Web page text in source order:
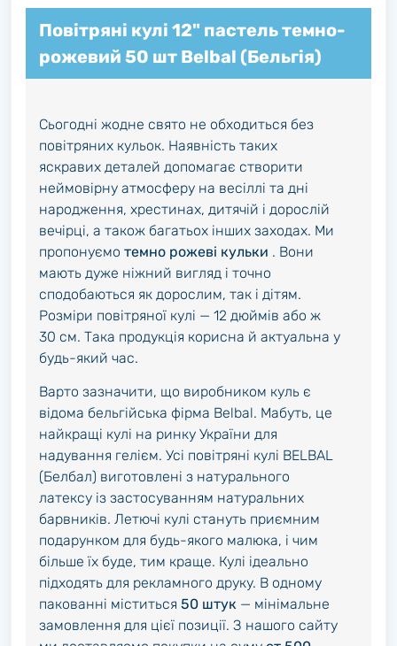
Повітряні кулі 12" пастель темно-
рожевий 50 шт Belbal (Бельгія)
Сьогодні жодне свято не обходиться без
повітряних кульок. Наявність таких
яскравих деталей допомагає створити
неймовірну атмосферу на весіллі та дні
народження, хрестинах, дитячій і дорослій
вечірці, а також багатьох інших заходах. Ми
пропонуємо темно рожеві кульки . Вони
мають дуже ніжний вигляд і точно
сподобаються як дорослим, так і дітям.
Розміри повітряної кулі — 12 дюймів або ж
30 см. Така продукція корисна й актуальна у
будь-який час.
Варто зазначити, що виробником куль є
відома бельгійська фірма Belbal. Мабуть, це
найкращі кулі на ринку України для
надування гелієм. Усі повітряні кулі BELBAL
(Белбал) виготовлені з натурального
латексу із застосуванням натуральних
барвників. Летючі кулі стануть приємним
подарунком для будь-якого малюка, і чим
більше їх буде, тим краще. Кулі ідеально
підходять для рекламного друку. В одному
пакованні міститься 50 штук — мінімальне
замовлення для цієї позиції. З нашого сайту